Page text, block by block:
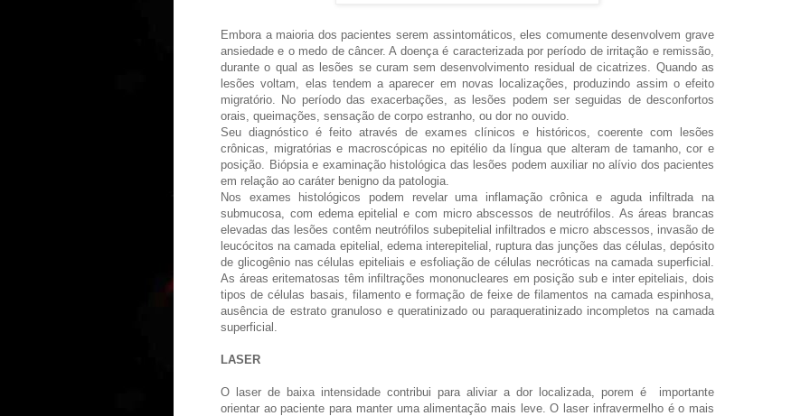
Embora a maioria dos pacientes serem assintomáticos, eles comumente desenvolvem grave
ansiedade e o medo de câncer. A doença é caracterizada por período de irritação e remissão,
durante o qual as lesões se curam sem desenvolvimento residual de cicatrizes. Quando as
lesões voltam, elas tendem a aparecer em novas localizações, produzindo assim o efeito
migratório. No período das exacerbações, as lesões podem ser seguidas de desconfortos
orais, queimações, sensação de corpo estranho, ou dor no ouvido.
Seu diagnóstico é feito através de exames clínicos e históricos, coerente com lesões
crônicas, migratórias e macroscópicas no epitélio da língua que alteram de tamanho, cor e
posição. Biópsia e examinação histológica das lesões podem auxiliar no alívio dos pacientes
em relação ao caráter benigno da patologia.
Nos exames histológicos podem revelar uma inflamação crônica e aguda infiltrada na
submucosa, com edema epitelial e com micro abscessos de neutrófilos. As áreas brancas
elevadas das lesões contêm neutrófilos subepitelial infiltrados e micro abscessos, invasão de
leucócitos na camada epitelial, edema interepitelial, ruptura das junções das células, depósito
de glicogênio nas células epiteliais e esfoliação de células necróticas na camada superficial.
As áreas eritematosas têm infiltrações mononucleares em posição sub e inter epiteliais, dois
tipos de células basais, filamento e formação de feixe de filamentos na camada espinhosa,
ausência de estrato granuloso e queratinizado ou paraqueratinizado incompletos na camada
superficial.
LASER
O laser de baixa intensidade contribui para aliviar a dor localizada, porem é importante
orientar ao paciente para manter uma alimentação mais leve. O laser infravermelho é o mais